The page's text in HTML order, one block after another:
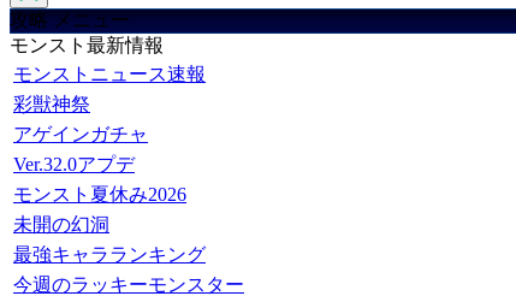
攻略 メニュー
モンスト最新情報
モンストニュース速報
彩獣神祭
アゲインガチャ
Ver.32.0アプデ
モンスト夏休み2026
未開の幻洞
最強キャラランキング
今週のラッキーモンスター